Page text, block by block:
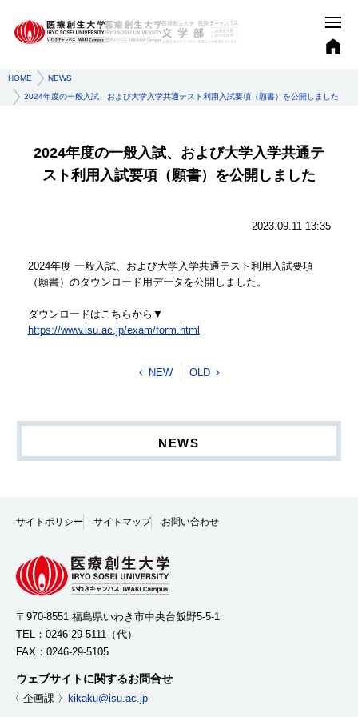
HOME NEWS
2024年度の一般入試、および大学入学共通テスト利用入試要項（願書）を公開しました
2024年度の一般入試、および大学入学共通テ
スト利用入試要項（願書）を公開しました
2023.09.11 13:35
2024年度 一般入試、および大学入学共通テスト利用入試要項
（願書）のダウンロード用データを公開しました。
ダウンロードはこちらから▼
https://www.isu.ac.jp/exam/form.html
NEW OLD
NEWS
サイトポリシー サイトマップ お問い合わせ
〒970-8551 福島県いわき市中央台飯野5-5-1
TEL： 0246-29-5111 （代）
FAX：0246-29-5105
ウェブサイトに関するお問合せ
〈 企画課 〉 kikaku@isu.ac.jp